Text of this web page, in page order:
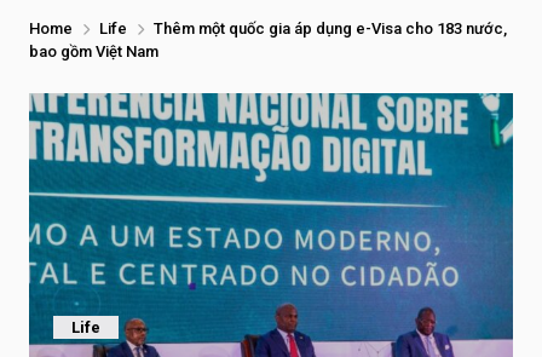
Home Life
Thêm một quốc gia áp dụng e-Visa cho 183 nước,
bao gồm Việt Nam
Life